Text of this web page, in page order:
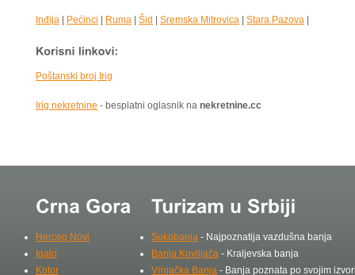
Inđija Pećinci Ruma Šid Sremska Mitrovica Stara Pazova
Poštanski broj Irig
Irig nekretnine - besplatni oglasnik na nekretnine.cc
Herceg Novi
Igalo
Kotor
Sokobanja - Najpoznatija vazdušna banja
Banja Koviljača - Kraljevska banja
Vrnjačka Banja - Banja poznata po svojim